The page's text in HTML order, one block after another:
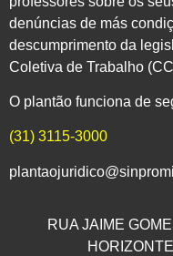
denúncias de más
descumprimento da
Coletiva de Trabalho
O plantão funciona de
(31) 3115-3000
RUA JAIME